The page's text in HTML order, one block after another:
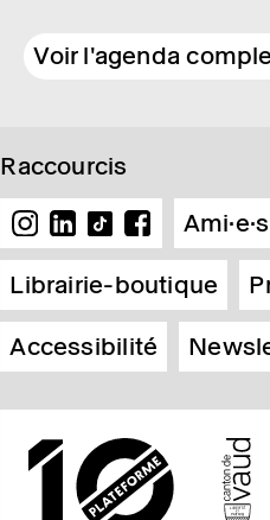
Voir l'agenda
Raccourcis
Librairie-boutique
Accessibilité